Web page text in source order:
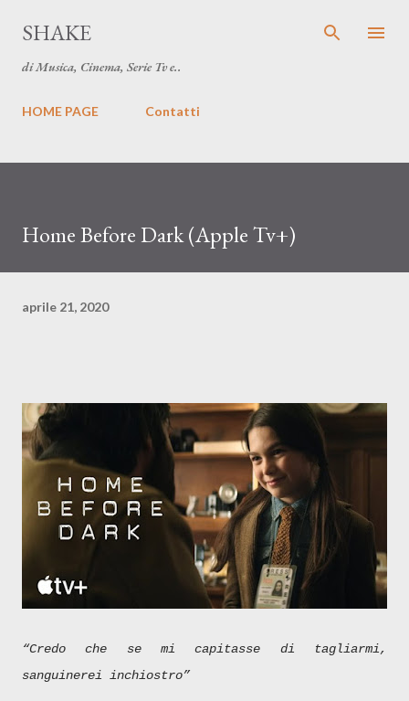
SHAKE
di Musica, Cinema, Serie Tv e..
HOME PAGE Contatti
Home Before Dark (Apple Tv+)
aprile 21, 2020
“Credo che se mi capitasse di tagliarmi,
sanguinerei inchiostro”